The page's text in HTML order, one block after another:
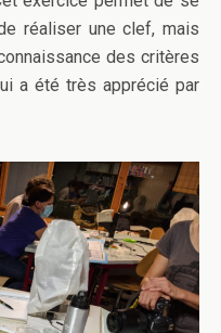
réaliser une clef, mais
des critères
a été très apprécié par